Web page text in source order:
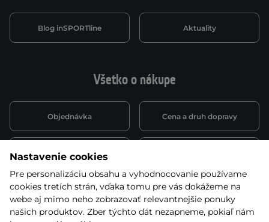
Všetko o nákupe
Objednávka Cena a druh dopravy
Spôsob platby
Montáž a servis Reklamácie a záruka
Blog inSPORTline Aktuality
Nastavenie cookies
Pre personalizáciu obsahu a vyhodnocovanie používame
cookies tretích strán, vďaka tomu pre vás dokážeme na
webe aj mimo neho zobrazovať relevantnejšie ponuky
našich produktov. Zber týchto dát nezapneme, pokiaľ nám